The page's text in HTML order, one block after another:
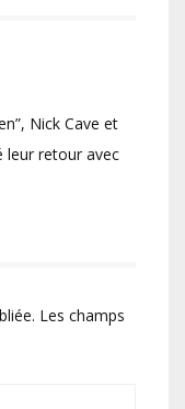
Nick Cave et
leur retour avec
Les champs